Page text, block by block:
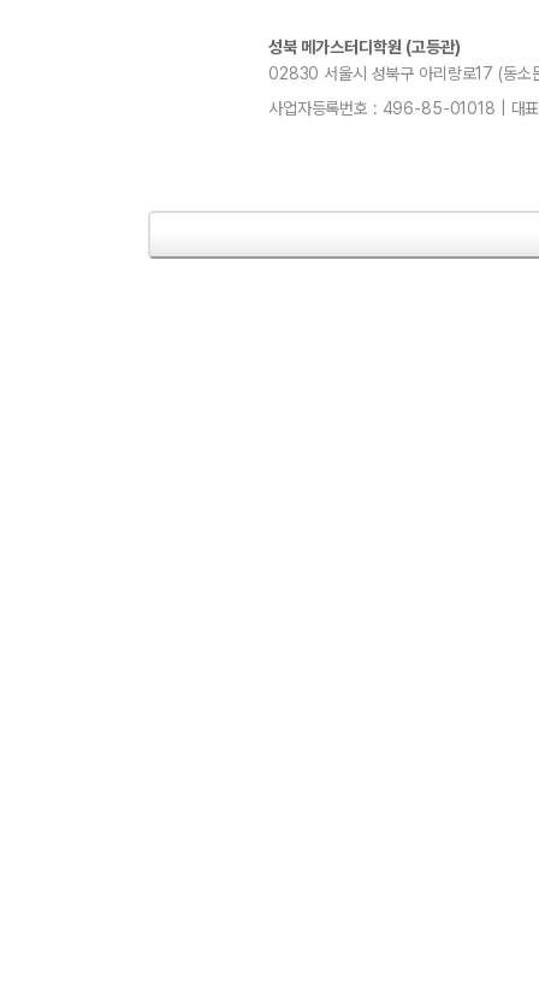
성북 메가스터디학원 (고등관)
02830 서울시 성북구 아리랑로17 (동
사업자등록번호 : 496-85-01018 | 대